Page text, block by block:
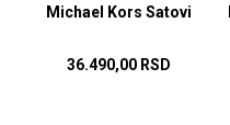
Michael Kors Satovi
36.490,00 RSD